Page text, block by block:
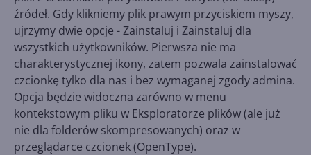
źródeł. Gdy klikniemy plik prawym przyciskiem myszy,
ujrzymy dwie opcje - Zainstaluj i Zainstaluj dla
wszystkich użytkowników. Pierwsza nie ma
charakterystycznej ikony, zatem pozwala zainstalować
czcionkę tylko dla nas i bez wymaganej zgody admina.
Opcja będzie widoczna zarówno w menu
kontekstowym pliku w Eksploratorze plików (ale już
nie dla folderów skompresowanych) oraz w
przeglądarce czcionek (OpenType).